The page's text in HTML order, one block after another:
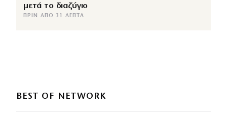
μετά το διαζύγιο
ΠΡΙΝ ΑΠΌ 31 ΛΕΠΤΆ
BEST OF NETWORK